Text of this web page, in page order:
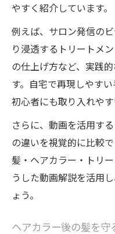
やすく紹介しています。
例えば、サロン発信の
り浸透するトリートメ
の仕上げ方など、実践
す。自宅で再現しやす
初心者にも取り入れやす
さらに、動画を活用す
の違いを視覚的に比較
髪・ヘアカラー・トリ
うした動画解説を活用
ょう。
ヘアカラー後の髪を守